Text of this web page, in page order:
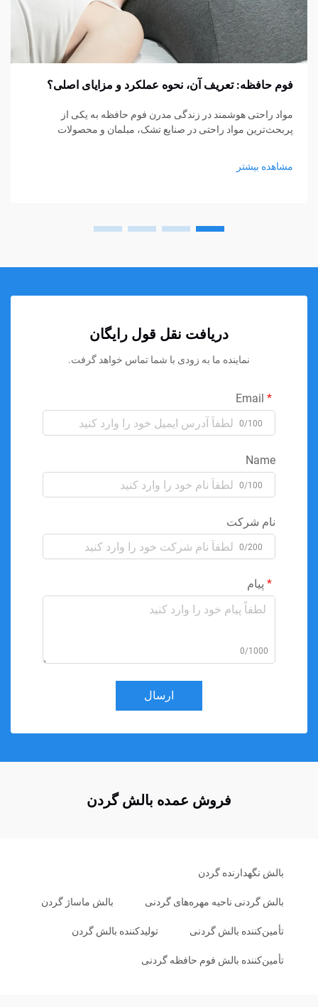
فوم حافظه: تعریف آن، نحوه عملکرد و مزایای اصلی؟
مواد راحتی هوشمند در زندگی مدرن فوم حافظه به یکی از
پربحث‌ترین مواد راحتی در صنایع تشک، مبلمان و محصولات
مشاهده بیشتر
دریافت نقل قول رایگان
نماینده ما به زودی با شما تماس خواهد گرفت.
0/100
Name
0/100
نام شرکت
0/200
پیام
0/1000
ارسال
فروش عمده بالش گردن
بالش نگهدارنده گردن
بالش گردنی ناحیه مهره‌های گردنی بالش ماساژ گردن
تأمین‌کننده بالش گردنی تولیدکننده بالش گردن
تأمین‌کننده بالش فوم حافظه گردنی